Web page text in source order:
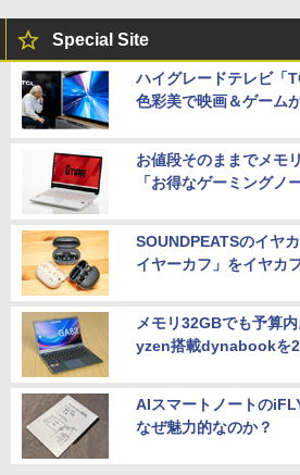
Special Site
ハイグレードテレビ「
色彩美で映画＆ゲーム
お値段そのままでメモ
「お得なゲーミングノ
SOUNDPEATSのイヤ
イヤーカフ」をイヤカ
メモリ32GBでも予算
yzen搭載dynabookを2
AIスマートノートの
なぜ魅力的なのか？